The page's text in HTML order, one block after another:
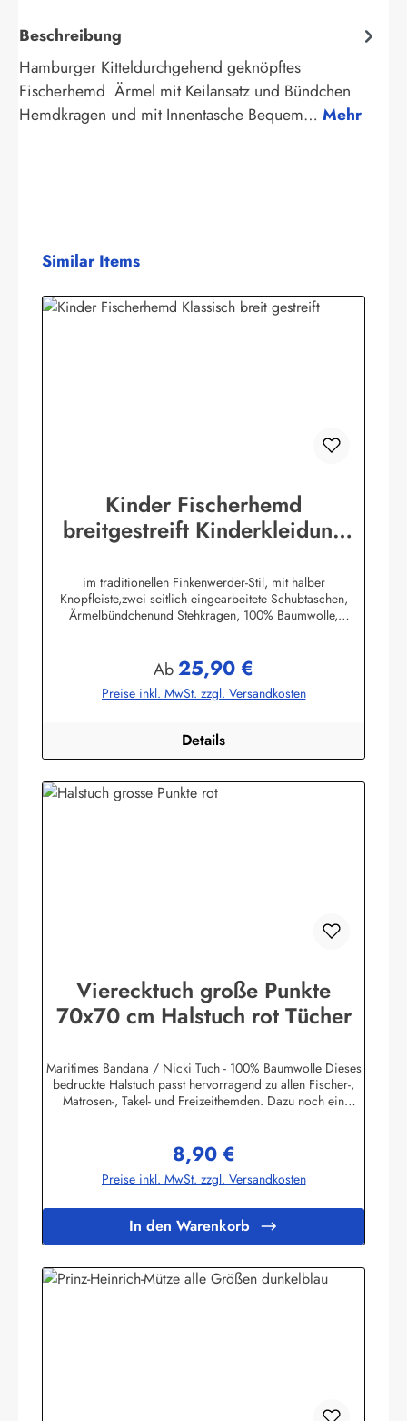
Beschreibung
Hamburger Kitteldurchgehend geknöpftes
Fischerhemd Ärmel mit Keilansatz und Bündchen
Hemdkragen und mit Innentasche Bequem… Mehr
Produktgalerie überspringen
Similar Items
Kinder Fischerhemd
breitgestreift Kinderkleidung
im traditionellen Finkenwerder-Stil, mit halber
Knopfleiste,zwei seitlich eingearbeitete Schubtaschen,
Ärmelbündchenund Stehkragen, 100% Baumwolle,
Wittmundinfo@modas-bekleidung.de
Regulärer Preis:
Ab25,90 €
Preise inkl. MwSt. zzgl. Versandkosten
Details
Vierecktuch große Punkte
70x70 cm Halstuch rot Tücher
Maritimes Bandana / Nicki Tuch - 100% Baumwolle Dieses
bedruckte Halstuch passt hervorragend zu allen Fischer-,
Matrosen-, Takel- und Freizeithemden. Dazu noch ein
Bekleidungswerk GmbHHeglitzer Str. 1226409
Wittmundinfo@modas-bekleidung.de
Regulärer Preis:
8,90 €
Preise inkl. MwSt. zzgl. Versandkosten
In den Warenkorb